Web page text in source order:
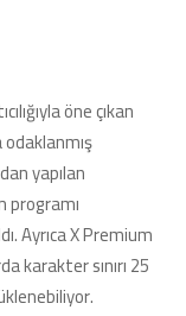
öne çıkan
yapılan
programı
Ayrıca X Premium
karakter sınırı 25